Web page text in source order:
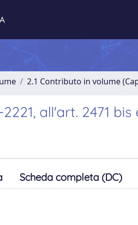
2.1 Contributo in volume
all'art. 2471
Scheda completa (DC)